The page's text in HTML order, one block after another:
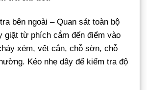
bên ngoài – Quan sát toàn bộ
giặt từ phích cắm đến điểm vào
xém, vết cắn, chỗ sờn, chỗ
Kéo nhẹ dây để kiểm tra độ